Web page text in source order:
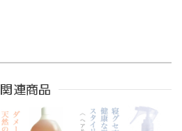
関連商品